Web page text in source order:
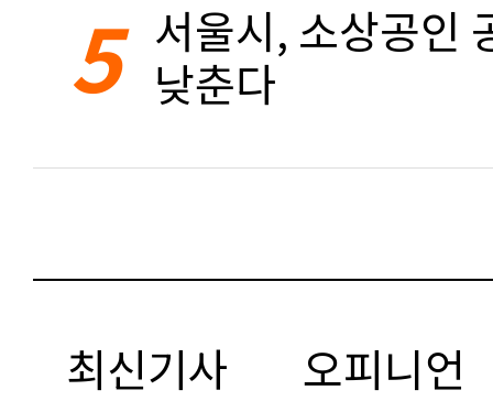
5 서울시, 소상공인
낮춘다
최신기사
오피니언